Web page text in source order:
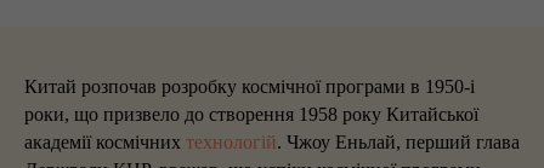
Китай розпочав розробку космічної програми в 1950-і
роки, що призвело до створення 1958 року Китайської
академії космічних технологій. Чжоу Еньлай, перший глава